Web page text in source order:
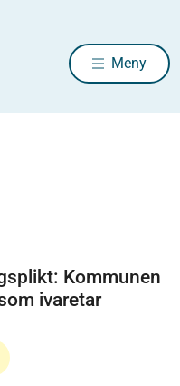
Meny
Kommunen
ivaretar